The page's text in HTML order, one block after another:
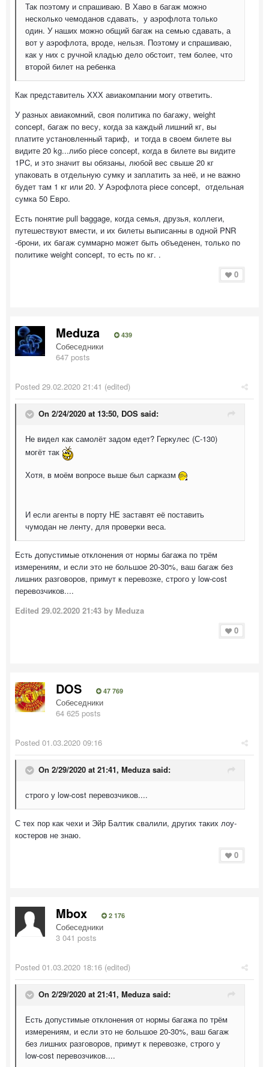
Так поэтому и спрашиваю. В Хаво в багаж можно
несколько чемоданов сдавать, у аэрофлота только
один. У наших можно общий багаж на семью сдавать, а
вот у аэрофлота, вроде, нельзя. Поэтому и спрашиваю,
как у них с ручной кладью дело обстоит, тем более, что
второй билет на ребенка
Как представитель ХХХ авиакомпании могу ответить.
У разных авиакомний, своя политика по багажу, weight
concept, багаж по весу, когда за каждый лишний кг, вы
платите установленный тариф, и тогда в своем билете вы
видите 20 kg...либо piece concept, когда в билете вы видите
1PC, и это значит вы обязаны, любой вес свыше 20 кг
упаковать в отдельную сумку и заплатить за неё, и не важно
будет там 1 кг или 20. У Аэрофлота piece concept, отдельная
сумка 50 Евро.
Есть понятие pull baggage, когда семья, друзья, коллеги,
путешествуют вмести, и их билеты выписанны в одной PNR
-брони, их багаж суммарно может быть объеденен, только по
политике weight concept, то есть по кг. .
0
Meduza 439
Собеседники
647 posts
Posted 29.02.2020 21:41 (edited)
On 2/24/2020 at 13:50, DOS said:
Не видел как самолёт задом едет? Геркулес (С-130)
могёт так
Хотя, в моём вопросе выше был сарказм
И если агенты в порту НЕ заставят её поставить
чумодан не ленту, для проверки веса.
Есть допустимые отклонения от нормы багажа по трём
измерениям, и если это не большое 20-30%, ваш багаж без
лишних разговоров, примут к перевозке, строго у low-cost
перевозчиков....
Edited 29.02.2020 21:43 by Meduza
0
DOS 47 769
Собеседники
64 625 posts
Posted 01.03.2020 09:16
On 2/29/2020 at 21:41, Meduza said:
строго у low-cost перевозчиков....
С тех пор как чехи и Эйр Балтик свалили, других таких лоу-
костеров не знаю.
0
Mbox 2 176
Собеседники
3 041 posts
Posted 01.03.2020 18:16 (edited)
On 2/29/2020 at 21:41, Meduza said:
Есть допустимые отклонения от нормы багажа по трём
измерениям, и если это не большое 20-30%, ваш багаж
без лишних разговоров, примут к перевозке, строго у
low-cost перевозчиков....